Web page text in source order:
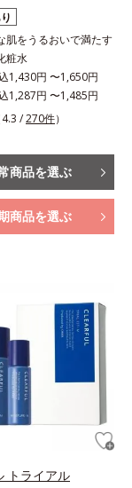
肌をうるおいで満たす
粧水
1,430円 〜1,650円
1,287円 〜1,485円
4.3 /270件）
商品を選ぶ
商品を選ぶ
トライアル